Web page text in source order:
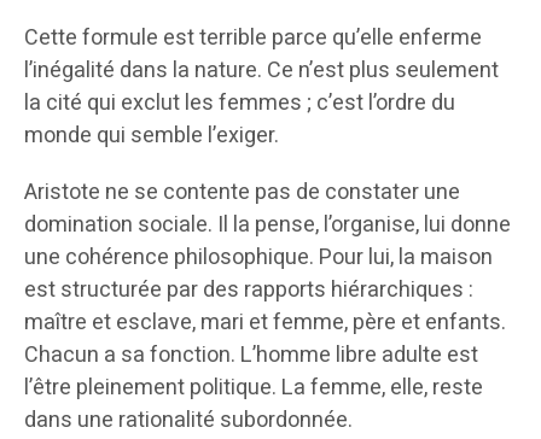
Cette formule est terrible parce qu’elle enferme
l’inégalité dans la nature. Ce n’est plus seulement
la cité qui exclut les femmes ; c’est l’ordre du
monde qui semble l’exiger.
Aristote ne se contente pas de constater une
domination sociale. Il la pense, l’organise, lui donne
une cohérence philosophique. Pour lui, la maison
est structurée par des rapports hiérarchiques :
maître et esclave, mari et femme, père et enfants.
Chacun a sa fonction. L’homme libre adulte est
l’être pleinement politique. La femme, elle, reste
dans une rationalité subordonnée.